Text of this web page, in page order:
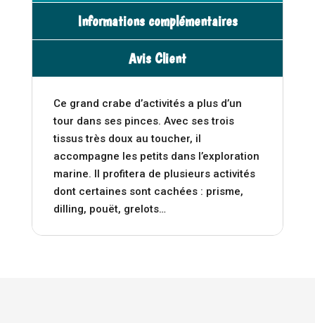
Roty
i
Informations complémentaires
Avis Client
Ce grand crabe d’activités a plus d’un
tour dans ses pinces. Avec ses trois
tissus très doux au toucher, il
accompagne les petits dans l’exploration
marine. Il profitera de plusieurs activités
dont certaines sont cachées : prisme,
dilling, pouët, grelots…